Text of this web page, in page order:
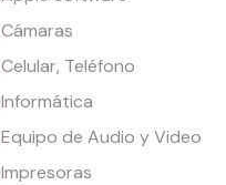
Cámaras
Celular, Teléfono
Informática
Equipo de Audio y Video
Impresoras